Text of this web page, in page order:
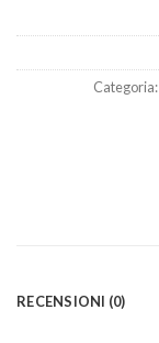
Categoria:
RECENSIONI (0)